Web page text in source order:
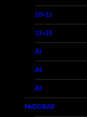
10×15
13×18
A5
A4
A3
МАТОВАЯ